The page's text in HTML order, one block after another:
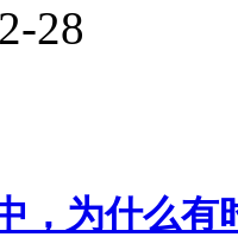
28
，为什么有